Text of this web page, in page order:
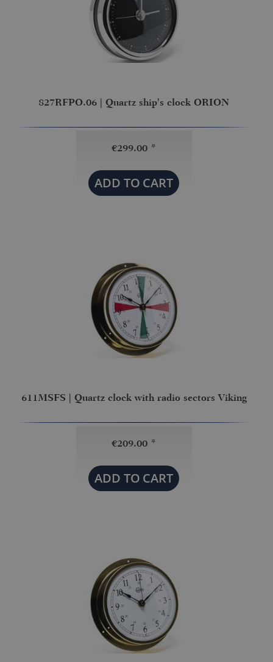
827RFPO.06 | Quartz ship's clock ORION
€299.00 *
ADD TO CART
611MSFS | Quartz clock with radio sectors Viking
€209.00 *
ADD TO CART